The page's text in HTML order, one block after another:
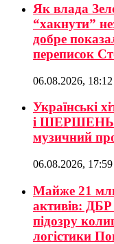
Як влада
“хакнути”
добре
переписок
06.08.2026, 18:12
Українські
і ШЕРШЕНЬ
музичний
06.08.2026, 17:59
Майже 21
активів:
підозру
логістики